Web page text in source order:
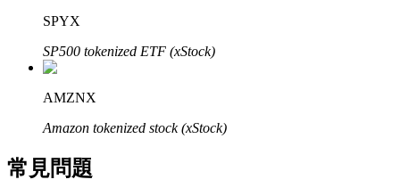
Bitrue渠道合伙人
SPYX
SP500 tokenized ETF (xStock)
AMZNX
Amazon tokenized stock (xStock)
常見問題